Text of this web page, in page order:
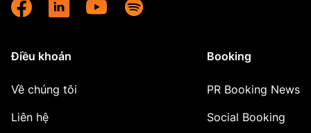
Điều khoản
Về chúng tôi
Liên hệ
Booking
PR Booking News
Social Booking